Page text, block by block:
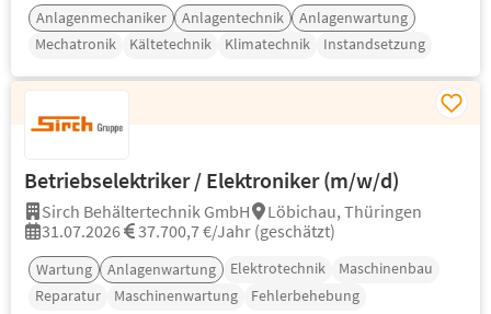
Anlagenmechaniker Anlagentechnik
Anlagenwartung
Mechatronik
Kältetechnik Klimatechnik Instandsetzung
Betriebselektriker / Elektroniker (m/w/d)
Sirch Behältertechnik GmbH
Löbichau, Thüringen
31.07.2026
37.700,7 €/Jahr (geschätzt)
Wartung Anlagenwartung Elektrotechnik
Maschinenbau
Reparatur
Maschinenwartung Fehlerbehebung